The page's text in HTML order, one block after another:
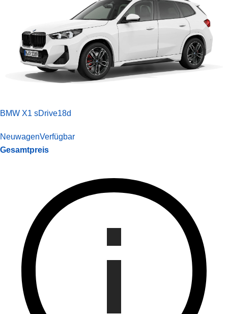
BMW X1 sDrive18d
NeuwagenVerfügbar
Gesamtpreis